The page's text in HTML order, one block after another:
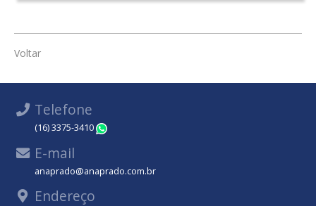
Voltar
Telefone
(16) 3375-3410
E-mail
anaprado@anaprado.com.br
Endereço